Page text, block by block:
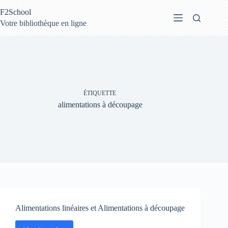
au
contenu
F2School
Votre bibliothèque en ligne
ÉTIQUETTE
alimentations à découpage
Alimentations linéaires et Alimentations à découpage